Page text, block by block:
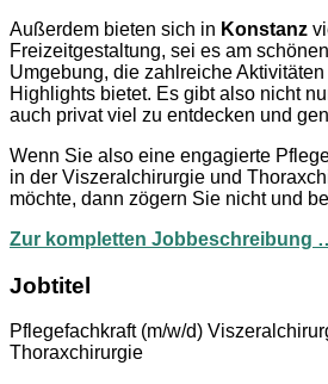
Außerdem bieten sich in Konstanz
Freizeitgestaltung, sei es am
Umgebung, die zahlreiche
Highlights bietet. Es gibt also nicht
auch privat viel zu entdecken und
Wenn Sie also eine engagierte
in der Viszeralchirurgie und
möchte, dann zögern Sie nicht und
Zur kompletten Jobbeschreibung
Jobtitel
Pflegefachkraft (m/w/d)
Thoraxchirurgie